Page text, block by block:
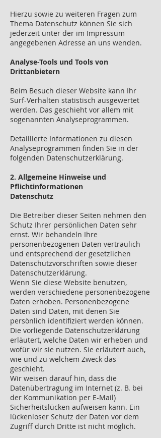
Hierzu sowie zu weiteren Fragen zum
Thema Datenschutz können Sie sich
jederzeit unter der im Impressum
angegebenen Adresse an uns wenden.
Analyse-Tools und Tools von
Drittanbietern
Beim Besuch dieser Website kann Ihr
Surf-Verhalten statistisch ausgewertet
werden. Das geschieht vor allem mit
sogenannten Analyseprogrammen.
Detaillierte Informationen zu diesen
Analyseprogrammen finden Sie in der
folgenden Datenschutzerklärung.
2. Allgemeine Hinweise und
Pflichtinformationen
Datenschutz
Die Betreiber dieser Seiten nehmen den
Schutz Ihrer persönlichen Daten sehr
ernst. Wir behandeln Ihre
personenbezogenen Daten vertraulich
und entsprechend der gesetzlichen
Datenschutzvorschriften sowie dieser
Datenschutzerklärung.
Wenn Sie diese Website benutzen,
werden verschiedene personenbezogene
Daten erhoben. Personenbezogene
Daten sind Daten, mit denen Sie
persönlich identifiziert werden können.
Die vorliegende Datenschutzerklärung
erläutert, welche Daten wir erheben und
wofür wir sie nutzen. Sie erläutert auch,
wie und zu welchem Zweck das
geschieht.
Wir weisen darauf hin, dass die
Datenübertragung im Internet (z. B. bei
der Kommunikation per E-Mail)
Sicherheitslücken aufweisen kann. Ein
lückenloser Schutz der Daten vor dem
Zugriff durch Dritte ist nicht möglich.